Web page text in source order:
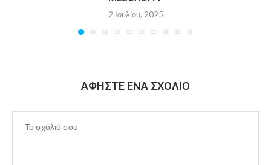
2 Ιουλίου, 2025
ΑΦΉΣΤΕ ΈΝΑ ΣΧΌΛΙΟ